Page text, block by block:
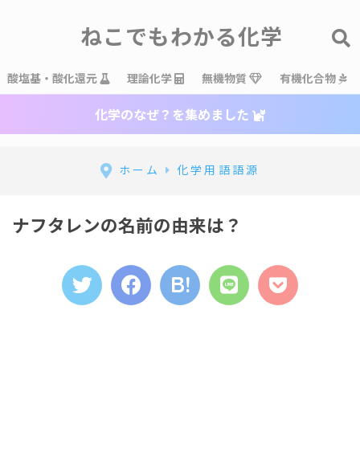
ねこでもわかる化学
酸塩基・酸化還元 理論化学 無機物質 有機化合物
化学のなぜ？を集めました
ホーム 化学用語語源
ナフタレンの名前の由来は？